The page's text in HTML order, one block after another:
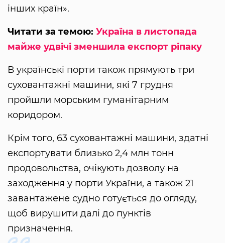
інших країн».
Читати за темою: Україна в листопада
майже удвічі зменшила експорт ріпаку
В українські порти також прямують три
суховантажні машини, які 7 грудня
пройшли морським гуманітарним
коридором.
Крім того, 63 суховантажні машини, здатні
експортувати близько 2,4 млн тонн
продовольства, очікують дозволу на
заходження у порти України, а також 21
завантажене судно готується до огляду,
щоб вирушити далі до пунктів
призначення.